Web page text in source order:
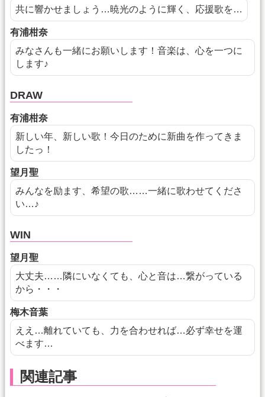
共に響かせましょう…暁光のように輝く、応援歌を…
有浦柑奈
みなさんも一緒にお願いします！音楽は、心を一つに
します♪
DRAW
有浦柑奈
新しい年、新しい歌！今日のために新曲を作ってきま
したっ！
望月聖
みんなを励ます、希望の歌……一緒に歌わせてくださ
い…♪
WIN
望月聖
大丈夫……隣にいなくても、心と音は…繋がっている
から・・・
梅木音葉
ええ…離れていても、力を合わせれば…必ず幸せを運
べます…
関連記事